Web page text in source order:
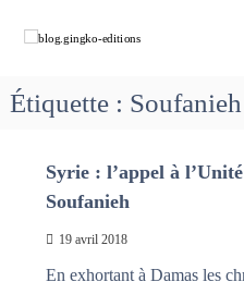
o
g
g
k
m
i
n
c
Étiquette : Soufanieh
Syrie : l’appel à
Soufanieh
19 avril 2018
En exhortant à Damas les